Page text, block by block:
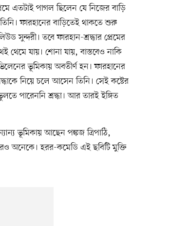
এতটাই পাগল ছিলেন যে নিজের বাড়ি
তিনি। ফারহানের বাড়িতেই থাকতে শুরু
সুন্দরী। তবে ফারহান-শ্রদ্ধার প্রেমের
থেমে যায়। শোনা যায়, বাস্তবেও নাকি
ভূমিকায় অবতীর্ণ হন। ফারহানের
নিয়ে চলে আসেন তিনি। সেই কষ্টের
পারেননি শ্রদ্ধা। আর তারই ইঙ্গিত
ভূমিকায় আছেন পঙ্কজ ত্রিপাঠি,
অনেকে। হরর-কমেডি এই ছবিটি মুক্তি